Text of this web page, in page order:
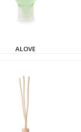
ALOVE